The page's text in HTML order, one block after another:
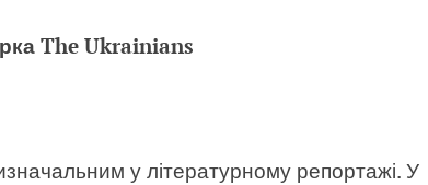
The Ukrainians
у літературному репортажі. У